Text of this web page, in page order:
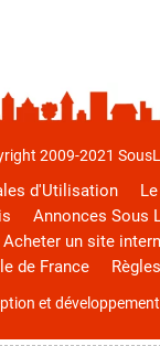
2009-2021
d'Utilisation
Annonces Sous
Acheter un site
de France
et développement